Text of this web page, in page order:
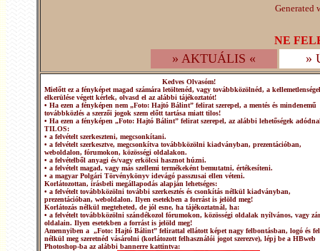
Generated
NE
» AKTUÁLIS « »
Kedves Olvasóm!
Mielőtt ez a fényképet magad számára letöltenéd, vagy továbbközölnéd, a
elkerülése végett kérlek, olvasd el az alábbi tájékoztatót!
• Ha ezen a fényképen nem „Foto: Hajtó Bálint” felirat szerepel, a mentés és mindenemű
továbbközlés a szerzői jogok szem előtt tartása miatt tilos!
• Ha ezen a fényképen „Foto: Hajtó Bálint” felirat szerepel, az alábbi lehetőségek
TILOS:
• a felvételt szerkeszteni, megcsonkítani.
• a felvételt szerkesztve, megcsonkítva továbbközölni kiadványban, prezentációban,
weboldalon, fórumokon, közösségi oldalakon.
• a felvételből anyagi és/vagy erkölcsi hasznot húzni.
• a felvételt magad, vagy más szellemi termékeként bemutatni, értékesíteni.
• a magyar Polgári Törvénykönyv idevágó passzusai ellen véteni.
Korlátozottan, írásbeli megállapodás alapján lehetséges:
• a felvételt továbbközölni további szerkesztés és csonkítás nélkül kiadványban,
prezentációban, weboldalon. Ilyen esetekben a forrást is jelöld meg!
Korlátozás nélkül megteheted, de jól esne, ha tájékoztatnál, ha:
• a felvételt továbbközölni szándékozol fórumokon, közösségi oldalak nyílvános, vagy
oldalain. Ilyen esetekben a forrást is jelöld meg!
Amennyiben a „Foto: Hajtó Bálint” felirattal ellátott képet nagy felbontásban, logó és
nélkül meg szeretnéd vásárolni (korlátozott felhasználói jogot szerezve), lépj be a HBweb
Photoshop-ba az alábbi bannerre kattintva: